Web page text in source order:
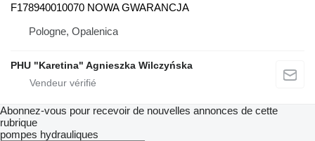
F178940010070 NOWA GWARANCJA
Pologne, Opalenica
PHU "Karetina" Agnieszka Wilczyńska
Abonnez-vous pour recevoir de nouvelles annonces de cette
rubrique
pompes hydrauliques